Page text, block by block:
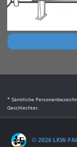
* Sämtliche
Geschlechter.
© 2026 LKW-